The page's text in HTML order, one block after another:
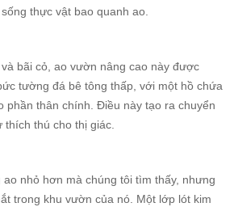
thực vật bao quanh ao.
bãi cỏ, ao vườn nâng cao này được
tường đá bê tông thấp, với một hồ chứa
phần thân chính. Điều này tạo ra chuyển
thú cho thị giác.
nhỏ hơn mà chúng tôi tìm thấy, nhưng
trong khu vườn của nó. Một lớp lót kim